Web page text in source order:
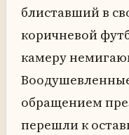
блиставший в
коричневой
камеру
обращением
перешли к